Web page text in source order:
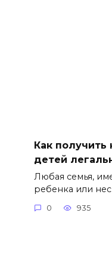
Как получить
детей
Любая семья,
ребенка или
0 935